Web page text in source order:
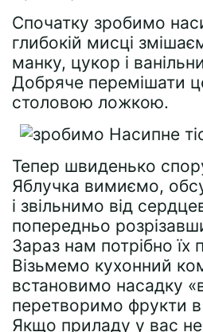
Спочатку зробимо
глибокій мисці
манку, цукор і
Добряче перемішати
столовою ложкою.
Тепер швиденько
Яблучка вимиємо,
і звільнимо від
попередньо
Зараз нам потрібно їх
Візьмемо кухонний
встановимо насадку
перетворимо фрукти в
Якщо приладу у вас